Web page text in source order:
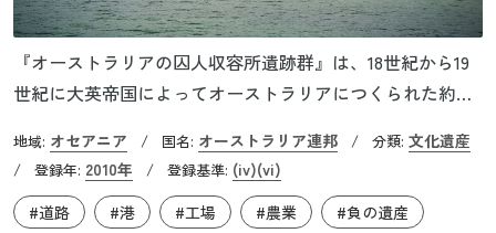
『オーストラリアの囚人収容所遺跡群』は、18世紀から19
世紀に大英帝国によってオーストラリアにつくられた約
ーズ女子工場、ダーリントン保護観察所、フリーマントル
刑務所など11の施設で構成されています。当時のオースト
ラリアは大英帝国の流刑地で、1787年から1868年までの約
地域: オセアニア / 国名: オーストラリア連邦 / 分類: 文化遺産
/ 登録年: 2010年 / 登録基準: (iv)(vi)
#道路
#港 #工場 #農業
#負の遺産